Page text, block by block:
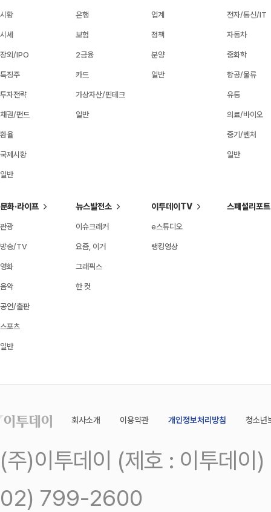
시황
시세
장외/IPO
특징주
투자전략
채권/펀드
환율
국제시황
일반
은행
보험
2금융
카드
가상자산/핀테크
일반
업계
정책
분양
일반
전자/통신/IT
자동차
중화학
항공/물류
유통
의료/바이오
중기/벤처
일반
문화·라이프
관광
방송/TV
영화
음악
공연/출판
스포츠
일반
뉴스발전소
이슈크래커
요즘, 이거
그래픽스
한 컷
이투데이TV
e스튜디오
랭킹영상
스페셜리포트
회사소개 이용약관 개인정보처리방침 청소년
(주)이투데이 (제호 : 이투데
02) 799-2600